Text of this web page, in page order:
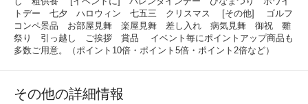
トデー 七夕 ハロウィン 七五三 クリスマス [その他] ゴルフ
コンペ景品 お部屋見舞 楽屋見舞 差し入れ 病気見舞 御祝 雛
祭り 引っ越し ご挨拶 賞品 イベント毎にポイントアップ商品も
多数ご用意。（ポイント10倍・ポイント5倍・ポイント2倍など）
その他の詳細情報